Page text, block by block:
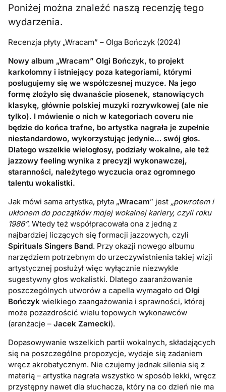
Poniżej można znaleźć naszą recenzję tego
wydarzenia.
Recenzja płyty „Wracam” – Olga Bończyk (2024)
Nowy album „Wracam” Olgi Bończyk, to projekt
karkołomny i istniejący poza kategoriami, którymi
posługujemy się we współczesnej muzyce. Na jego
formę złożyło się dwanaście piosenek, stanowiących
klasykę, głównie polskiej muzyki rozrywkowej (ale nie
tylko). I mówienie o nich w kategoriach coveru nie
będzie do końca trafne, bo artystka nagrała je zupełnie
niestandardowo, wykorzystując jedynie… swój głos.
Dlatego wszelkie wielogłosy, podziały wokalne, ale też
jazzowy feeling wynika z precyzji wykonawczej,
staranności, należytego wyczucia oraz ogromnego
talentu wokalistki.
Jak mówi sama artystka, płyta „Wracam” jest „powrotem i
ukłonem do początków mojej wokalnej kariery, czyli roku
1986”. Wtedy też współpracowała ona z jedną z
najbardziej liczących się formacji jazzowych, czyli
Spirituals Singers Band. Przy okazji nowego albumu
narzędziem potrzebnym do urzeczywistnienia takiej wizji
artystycznej posłużył więc wyłącznie niezwykle
sugestywny głos wokalistki. Dlatego zaaranżowanie
poszczególnych utworów a capella wymagało od Olgi
Bończyk wielkiego zaangażowania i sprawności, której
może pozazdrościć wielu topowych wykonawców
(aranżacje –Jacek Zamecki).
Dopasowywanie wszelkich partii wokalnych, składających
się na poszczególne propozycje, wydaje się zadaniem
wręcz akrobatycznym. Nie czujemy jednak silenia się z
materią – artystka nagrała wszystko w sposób lekki, wręcz
przystępny nawet dla słuchacza, który na co dzień nie ma